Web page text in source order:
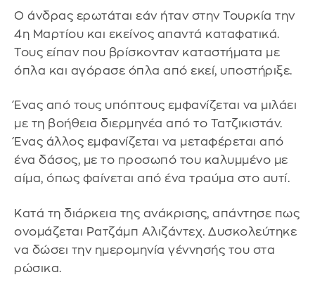
Ο άνδρας ερωτάται εάν ήταν στην Τουρκία την
4η Μαρτίου και εκείνος απαντά καταφατικά.
Τους είπαν που βρίσκονταν καταστήματα με
όπλα και αγόρασε όπλα από εκεί, υποστήριξε.
Ένας από τους υπόπτους εμφανίζεται να μιλάει
με τη βοήθεια διερμηνέα από το Τατζικιστάν.
Ένας άλλος εμφανίζεται να μεταφέρεται από
ένα δάσος, με το προσωπό του καλυμμένο με
αίμα, όπως φαίνεται από ένα τραύμα στο αυτί.
Κατά τη διάρκεια της ανάκρισης, απάντησε πως
ονομάζεται Ρατζάμπ Αλιζάντεχ. Δυσκολεύτηκε
να δώσει την ημερομηνία γέννησής του στα
ρώσικα.